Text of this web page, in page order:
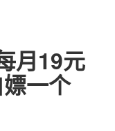
月19元
一个